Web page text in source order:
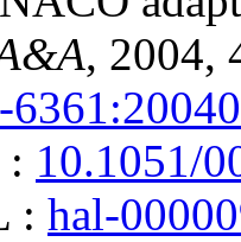
, 2004,
10.1051/
: hal-